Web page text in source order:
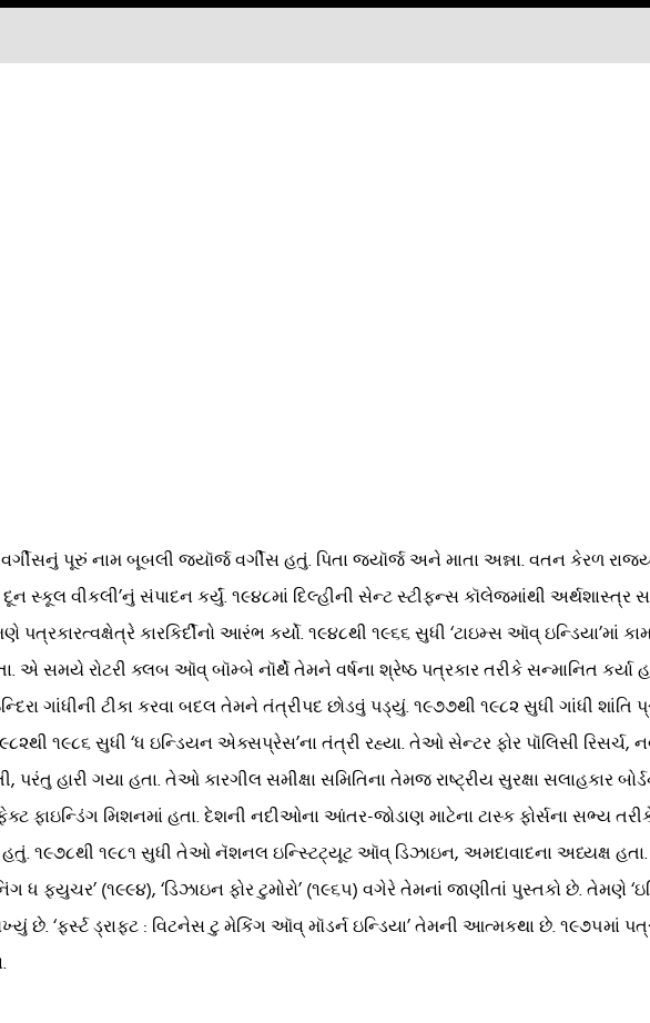
વર્ગીસનું પૂરું નામ બૂબલી જ્યૉર્જ વર્ગીસ હતું. પિતા જ્યૉર્જ અને માતા અન્ના. વતન કેરળ
દૂન સ્કૂલ વીકલી’નું સંપાદન કર્યું. ૧૯૪૮માં દિલ્હીની સેન્ટ સ્ટીફન્સ કૉલેજમાંથી અર્થશાસ્ત્ર
કારકિર્દીનો આરંભ કર્યો. ૧૯૪૮થી ૧૯૬૬ સુધી ‘ટાઇમ્સ ઑવ્ ઇન્ડિયા’માં
એ સમયે રોટરી ક્લબ ઑવ્ બૉમ્બે નૉર્થે તેમને વર્ષના શ્રેષ્ઠ પત્રકાર તરીકે સન્માનિત કર્યા
ગાંધીની ટીકા કરવા બદલ તેમને તંત્રીપદ છોડવું પડ્યું. ૧૯૭૭થી ૧૯૮૨ સુધી ગાંધી શાંતિ
૧૯૮૬ સુધી ‘ધ ઇન્ડિયન એક્સપ્રેસ’ના તંત્રી રહ્યા. તેઓ સેન્ટર ફોર પૉલિસી રિસર્ચ,
પરંતુ હારી ગયા હતા. તેઓ કારગીલ સમીક્ષા સમિતિના તેમજ રાષ્ટ્રીય સુરક્ષા સલાહકાર
ફાઇન્ડિંગ મિશનમાં હતા. દેશની નદીઓના આંતર-જોડાણ માટેના ટાસ્ક ફોર્સના સભ્ય
૧૯૭૮થી ૧૯૮૧ સુધી તેઓ નૅશનલ ઇન્સ્ટિટ્યૂટ ઑવ્ ડિઝાઇન, અમદાવાદના અધ્યક્ષ
ધ ફ્યુચર’ (૧૯૯૪), ‘ડિઝાઇન ફોર ટુમોરો’ (૧૯૬૫) વગેરે તેમનાં જાણીતાં પુસ્તકો છે. તેમણે
છે. ‘ફર્સ્ટ ડ્રાફ્ટ : વિટનેસ ટુ મેકિંગ ઑવ્ મૉડર્ન ઇન્ડિયા’ તેમની આત્મકથા છે. ૧૯૭૫માં